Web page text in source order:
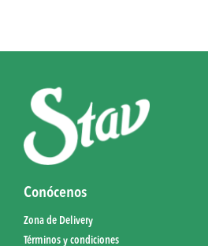
Conócenos
Zona de Delivery
Términos y condiciones